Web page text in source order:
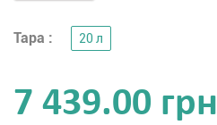
Тара : 20 л
7 439.00 грн